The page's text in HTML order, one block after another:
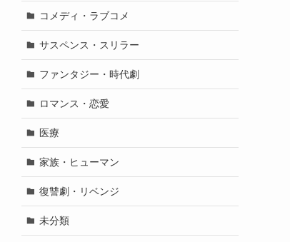
コメディ・ラブコメ
サスペンス・スリラー
ファンタジー・時代劇
ロマンス・恋愛
医療
家族・ヒューマン
復讐劇・リベンジ
未分類